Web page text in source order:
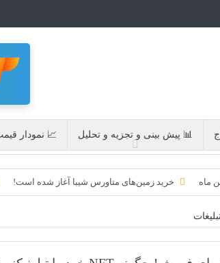
📊 پیش بینی و تجزیه و تحلیل 📈 نمودار
خرید زمین‌های متاورس شیبا آغاز شده است! ماه